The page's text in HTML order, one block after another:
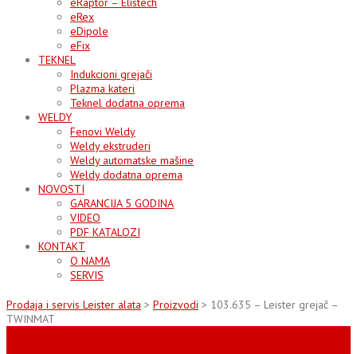
eRex
eDipole
eFix
TEKNEL
Indukcioni grejači
Plazma kateri
Teknel dodatna oprema
WELDY
Fenovi Weldy
Weldy ekstruderi
Weldy automatske mašine
Weldy dodatna oprema
NOVOSTI
GARANCIJA 5 GODINA
VIDEO
PDF KATALOZI
KONTAKT
O NAMA
SERVIS
Prodaja i servis Leister alata > Proizvodi > 103.635 – Leister grejač –
TWINMAT